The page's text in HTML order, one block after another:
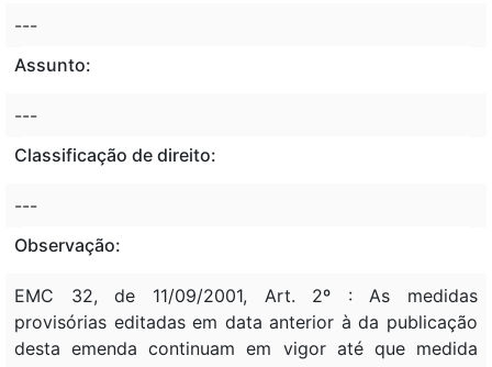
---
Assunto:
---
Classificação de direito:
---
Observação:
EMC 32, de 11/09/2001, Art. 2º : As medidas
provisórias editadas em data anterior à da publicação
desta emenda continuam em vigor até que medida